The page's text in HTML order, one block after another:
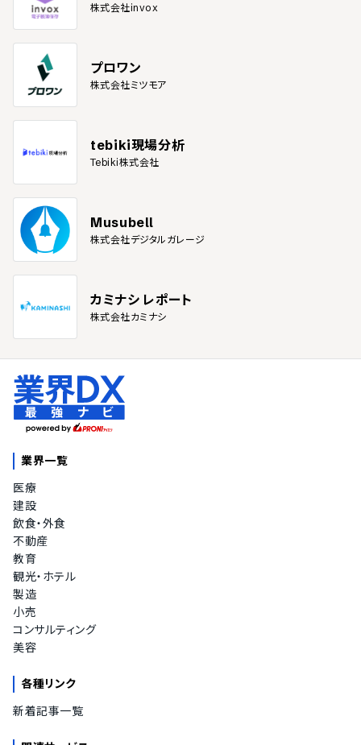
株式会社invox
プロワン
株式会社ミツモア
tebiki現場分析
Tebiki株式会社
Musubell
株式会社デジタルガレージ
カミナシ レポート
株式会社カミナシ
業界一覧
医療
建設
飲食・外食
不動産
教育
観光・ホテル
製造
小売
コンサルティング
美容
各種リンク
新着記事一覧